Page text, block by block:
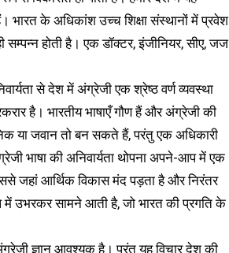
भारत के अधिकांश उच्च शिक्षा संस्थानों में प्रवेश
सम्पन्न होती है। एक डॉक्टर, इंजीनियर, सीए, जज
से देश में अंग्रेजी एक श्रेष्ठ वर्ण व्यवस्था
है। भारतीय भाषाएँ गौण हैं और अंग्रेजी की
या जवान तो बन सकते हैं, परंतु एक अधिकारी
भाषा की अनिवार्यता थोपना अपने-आप में एक
जहां आर्थिक विकास मंद पड़ता है और निरंतर
में उभरकर सामने आती है, जो भारत की प्रगति के
ज्ञान आवश्यक है। परंतु यह विचार देश की